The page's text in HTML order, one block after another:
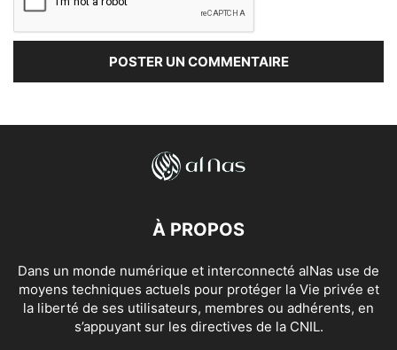
À PROPOS
Dans un monde numérique et interconnecté alNas use de
moyens techniques actuels pour protéger la Vie privée et
la liberté de ses utilisateurs, membres ou adhérents, en
s’appuyant sur les directives de la CNIL.